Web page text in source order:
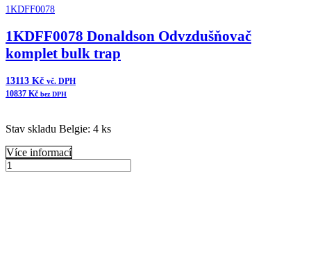
1KDFF0078
1KDFF0078 Donaldson Odvzdušňovač
komplet bulk trap
13113 Kč vč. DPH
10837 Kč bez DPH
Stav skladu Belgie: 4 ks
Více informací
1KDFF0078